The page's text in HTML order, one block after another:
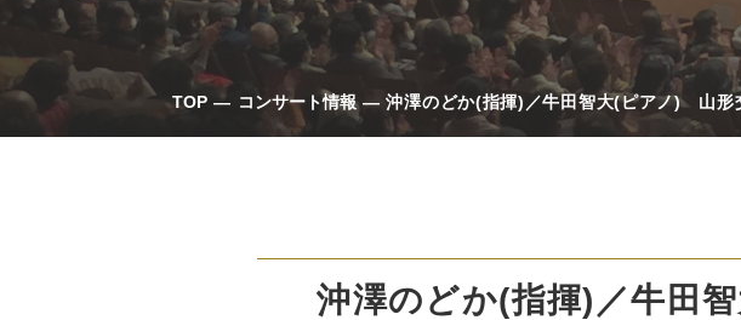
動画で
団体
TOP コンサート情報 沖澤のどか(指揮)／牛田智大(ピアノ) 山形
沖澤のどか(指揮)／牛田